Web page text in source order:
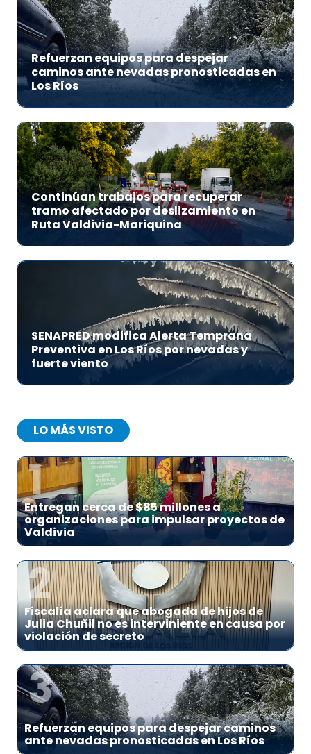
Refuerzan equipos para despejar
caminos ante nevadas pronosticadas en
Los Ríos
Continúan trabajos para recuperar
tramo afectado por deslizamiento en
Ruta Valdivia-Mariquina
SENAPRED modifica Alerta Temprana
Preventiva en Los Ríos por nevadas y
fuerte viento
LO MÁS VISTO
1
Entregan cerca de $85 millones a
organizaciones para impulsar proyectos de
Valdivia
2
Fiscalía aclara que abogada de hijos de
Julia Chuñil no es interviniente en causa por
violación de secreto
3
Refuerzan equipos para despejar caminos
ante nevadas pronosticadas en Los Ríos